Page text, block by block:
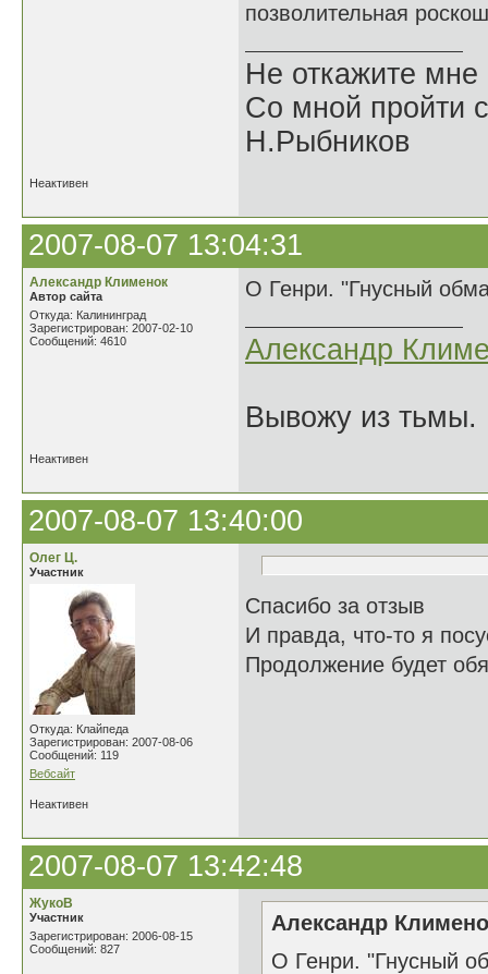
позволительная
Не откажите мне
Со мной пройти
Н.Рыбников
Неактивен
2007-08-07 13:04:31
Александр Клименок
Автор сайта
Откуда: Калининград
Зарегистрирован: 2007-02-10
Сообщений: 4610
О Генри. "Гнусный
Александр
Вывожу из тьмы.
Неактивен
2007-08-07 13:40:00
Олег Ц.
Участник
Откуда: Клайпеда
Зарегистрирован: 2007-08-06
Сообщений: 119
Вебсайт
Спасибо за отзыв
И правда, что-то я
Продолжение будет
Неактивен
2007-08-07 13:42:48
ЖукоВ
Участник
Зарегистрирован: 2006-08-15
Сообщений: 827
Александр
О Генри. "Гнусный